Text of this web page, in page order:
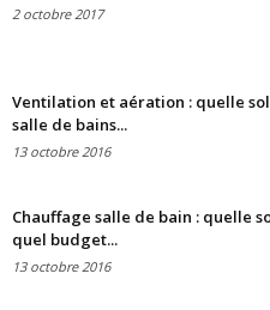
2 octobre 2017
Ventilation et aération : quelle
salle de bains...
13 octobre 2016
Chauffage salle de bain : quelle
quel budget...
13 octobre 2016